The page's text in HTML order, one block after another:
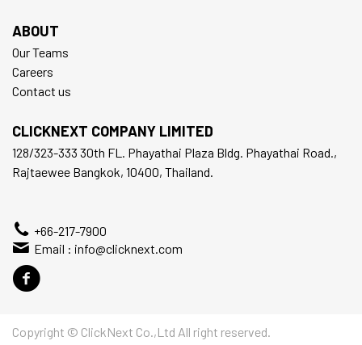
ABOUT
Our Teams
Careers
Contact us
CLICKNEXT COMPANY LIMITED
128/323-333 30th FL. Phayathai Plaza Bldg. Phayathai Road.,
Rajtaewee Bangkok, 10400, Thailand.
+66-217-7900
Email : info@clicknext.com
Copyright © ClickNext Co.,Ltd All right reserved.